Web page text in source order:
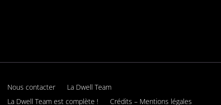
Nous contacter
La Dwell Team
La Dwell Team est complète !
Crédits – Mentions légales